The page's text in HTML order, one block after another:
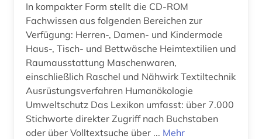
frauenforschung (1)
frömmigkeit (1)
frühe neuzeit (1)
frühes christentum (1)
förderpreis für deutsche wissenschaftler im g.
w. leibniz-programm (1)
In kompakter Form stellt die CD-ROM
Fachwissen aus folgenden Bereichen zur
Verfügung: Herren-, Damen- und Kindermode
Haus-, Tisch- und Bettwäsche Heimtextilien und
Raumausstattung Maschenwaren,
einschließlich Raschel und Nähwirk Textiltechnik
Ausrüstungsverfahren Humanökologie
Umweltschutz Das Lexikon umfasst: über 7.000
Stichworte direkter Zugriff nach Buchstaben
oder über Volltextsuche über ... Mehr